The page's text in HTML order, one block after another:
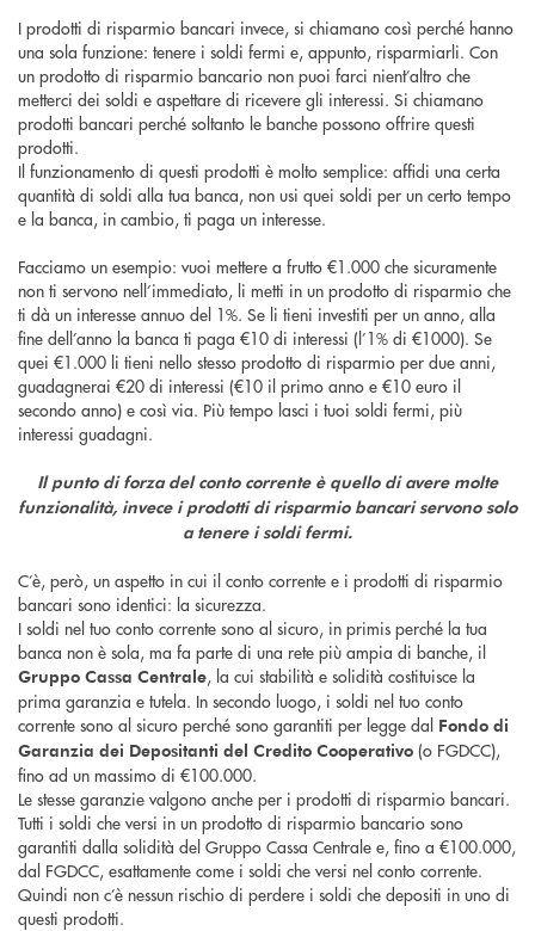
I prodotti di risparmio bancari invece, si chiamano così perché hanno
una sola funzione: tenere i soldi fermi e, appunto, risparmiarli. Con
un prodotto di risparmio bancario non puoi farci nient’altro che
metterci dei soldi e aspettare di ricevere gli interessi. Si chiamano
prodotti bancari perché soltanto le banche possono offrire questi
prodotti.
Il funzionamento di questi prodotti è molto semplice: affidi una certa
quantità di soldi alla tua banca, non usi quei soldi per un certo tempo
e la banca, in cambio, ti paga un interesse.
Facciamo un esempio: vuoi mettere a frutto €1.000 che sicuramente
non ti servono nell’immediato, li metti in un prodotto di risparmio che
ti dà un interesse annuo del 1%. Se li tieni investiti per un anno, alla
fine dell’anno la banca ti paga €10 di interessi (l’1% di €1000). Se
quei €1.000 li tieni nello stesso prodotto di risparmio per due anni,
guadagnerai €20 di interessi (€10 il primo anno e €10 euro il
secondo anno) e così via. Più tempo lasci i tuoi soldi fermi, più
interessi guadagni.
Il punto di forza del conto corrente è quello di avere molte
funzionalità, invece i prodotti di risparmio bancari servono solo
a tenere i soldi fermi.
C’è, però, un aspetto in cui il conto corrente e i prodotti di risparmio
bancari sono identici: la sicurezza.
I soldi nel tuo conto corrente sono al sicuro, in primis perché la tua
banca non è sola, ma fa parte di una rete più ampia di banche, il
Gruppo Cassa Centrale, la cui stabilità e solidità costituisce la
prima garanzia e tutela. In secondo luogo, i soldi nel tuo conto
corrente sono al sicuro perché sono garantiti per legge dal Fondo di
Garanzia dei Depositanti del Credito Cooperativo (o FGDCC),
fino ad un massimo di €100.000.
Le stesse garanzie valgono anche per i prodotti di risparmio bancari.
Tutti i soldi che versi in un prodotto di risparmio bancario sono
garantiti dalla solidità del Gruppo Cassa Centrale e, fino a €100.000,
dal FGDCC, esattamente come i soldi che versi nel conto corrente.
Quindi non c’è nessun rischio di perdere i soldi che depositi in uno di
questi prodotti.